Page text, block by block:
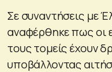
Σε συναντήσεις με
αναφέρθηκε πως οι
τους τομείς έχουν
υποβάλλοντας